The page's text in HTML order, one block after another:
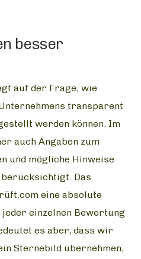
besser
auf der Frage, wie
transparent
werden können. Im
auch Angaben zum
und mögliche Hinweise
Das
eine absolute
einzelnen Bewertung
es aber, dass wir
Sternebild übernehmen,